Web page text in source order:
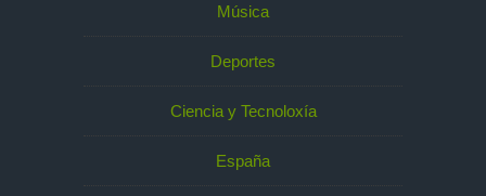
Música
Deportes
Ciencia y Tecnoloxía
España